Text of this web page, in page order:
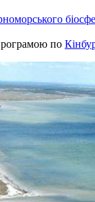
по